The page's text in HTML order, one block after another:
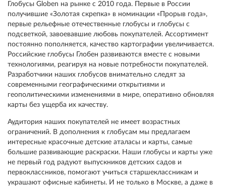
Глобусы Globen на рынке с 2010 года. Первые в России
получившие «Золотая скрепка» в номинации «Прорыв года»,
первые рельефные отечественные глобусы и глобусы с
подсветкой, завоевавшие любовь покупателей. Ассортимент
постоянно пополняется, качество картографии увеличивается.
Российские глобусы Глобен развиваются вместе с новыми
технологиями, реагируя на новые потребности покупателей.
Разработчики наших глобусов внимательно следят за
современными географическими открытиями и
геополитическими изменениями в мире, оперативно обновляя
карты без ущерба их качеству.
Аудитория наших покупателей не имеет возрастных
ограничений. В дополнения к глобусам мы предлагаем
интересные красочные детские аталасы и карты, самые
большие развивающие раскраски. Наши глобусы и карты уже
не первый год радуют выпускников детских садов и
первоклассников, помогают учиться старшеклассникам и
украшают офисные кабинеты. И не только в Москве, а даже в